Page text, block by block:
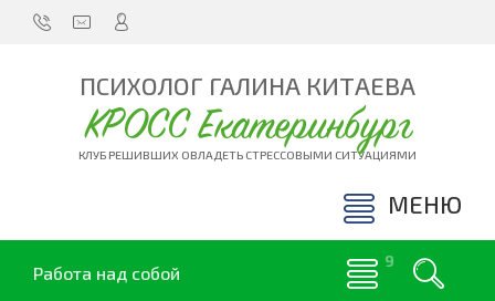
ПСИХОЛОГ ГАЛИНА КИТАЕВА
КРОСС Екатеринбург
КЛУБ РЕШИВШИХ ОВЛАДЕТЬ СТРЕССОВЫМИ СИТУАЦИЯМИ
МЕНЮ
Работа над собой